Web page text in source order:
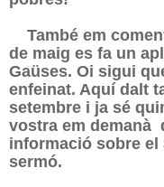
També em
de maig es fa un
Gaüses. Oi sigui
enfeinat. Aquí dalt
setembre i ja sé
vostra em demanà
informació sobre el
sermó.